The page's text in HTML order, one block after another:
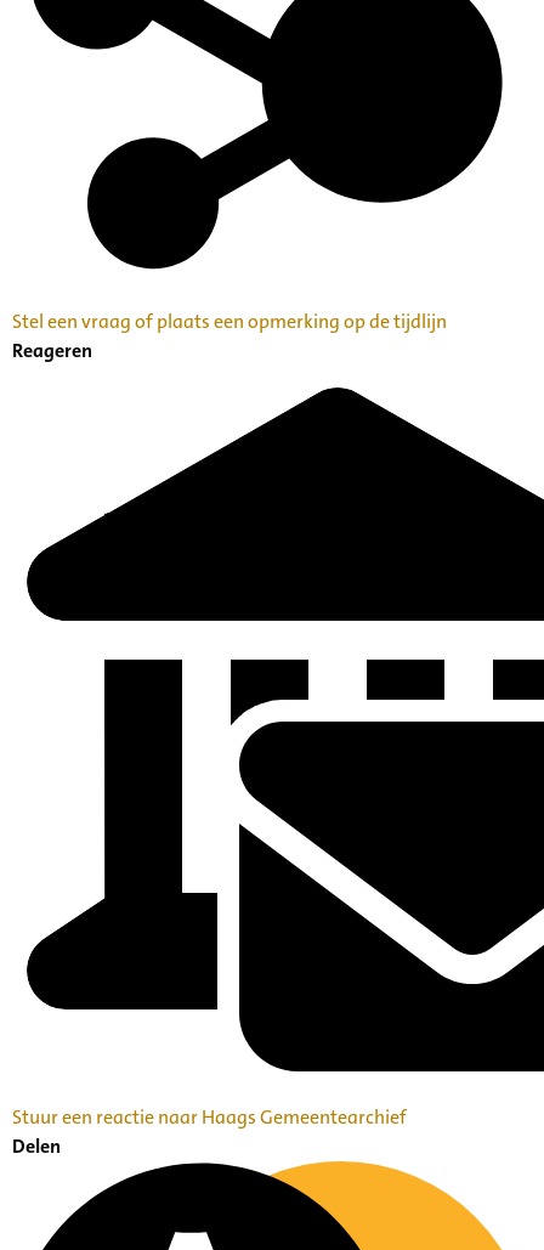
Kunst, Cultuur en Erfgoedbeheer
3184-03 - Willem Mengelberg (1871-1951): Betekende partituren
Archiefvormer(s):
Willem Mengelberg
Stel een vraag of plaats een opmerking op de tijdlijn
Reageren
Stuur een reactie naar Haags Gemeentearchief
Delen